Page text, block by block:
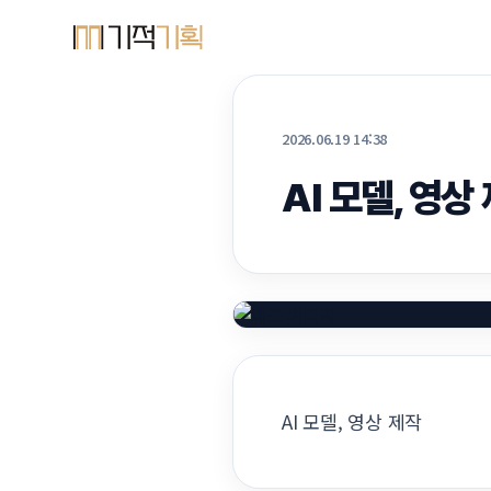
2026.06.19 14:38
AI 모델, 영상
AI 모델, 영상 제작